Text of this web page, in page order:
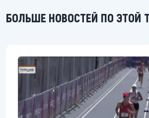
БОЛЬШЕ НОВОСТЕЙ ПО ЭТОЙ